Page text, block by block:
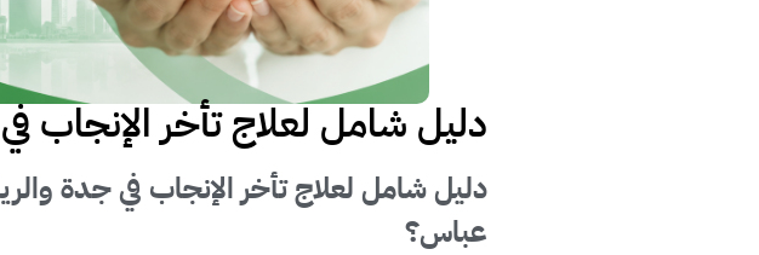
دليل شامل لعلاج تأخر الإنجاب في
عباس؟